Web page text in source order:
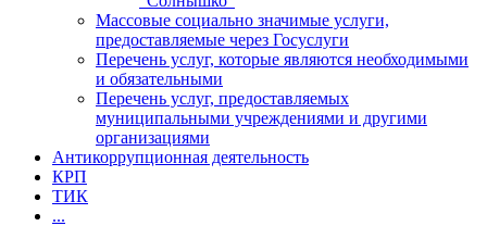
Массовые социально значимые услуги,
предоставляемые через Госуслуги
Перечень услуг, которые являются необходимыми
и обязательными
Перечень услуг, предоставляемых
муниципальными учреждениями и другими
организациями
Антикоррупционная деятельность
КРП
ТИК
...